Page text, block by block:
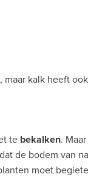
kalk heeft
te bekalken.
de bodem van
moet